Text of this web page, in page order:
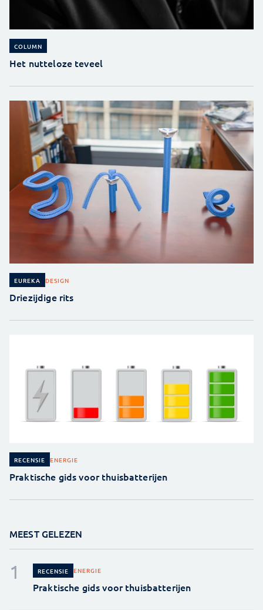
COLUMN
Het nutteloze teveel
EUREKA DESIGN
Driezijdige rits
RECENSIE ENERGIE
Praktische gids voor thuisbatterijen
MEEST GELEZEN
RECENSIE ENERGIE
Praktische gids voor thuisbatterijen